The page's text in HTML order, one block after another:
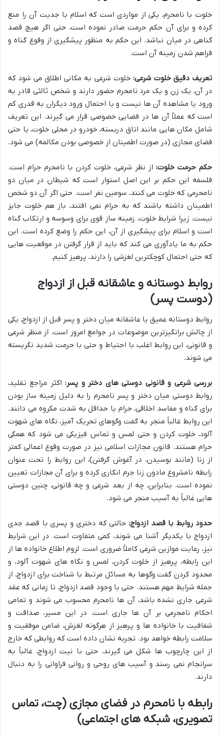
خلوت با نامحرم، یکی از مواردی است که اسلام با جدیت آن را منع
کرده و برای آن حکم حرمت صادر نموده است، حتی اگر هیچ قصد
گناهی در میان نباشد. این حکم به منظور پیشگیری از وقوع گناه و
فراهم شدن زمینه آن است.
تعریف دقیق خلوت شرعی: خلوت شرعی به مکانی اطلاق می شود که
در آن، یک زن و یک مرد نامحرم حضور دارند و شخص ثالثی قادر به
ورود یا مشاهده آن ها نیست و یا احتمال ورود دیگران به قدری کم
است که عملاً آن ها در فضایی خصوصی قرار می گیرند. این تعریف
شامل مکان هایی مانند اتاق دربسته، خودرو در محلی خلوت، یا حتی
فضای مجازی (در صورت اطمینان از خصوصی بودن مکالمه) می شود.
حکم حرمت خلوت:از نظر شرعی، خلوت کردن با نامحرم حرام است.
فلسفه این حکم بر این اصل استوار است که شیطان در میان دو
نامحرمی که خلوت می کنند، سومین نفر است. حتی اگر آن دو شخص
اطمینان داشته باشند که به حرام نمی افتند، باز هم خلوت جایز
نیست. زیرا شرایط خلوت، زمینه ساز قوی برای وسوسه و ارتکاب گناه
است و اسلام برای پیشگیری از آن، این حکم را وضع کرده است. این
حکم به ما یادآوری می کند که باید از قرار گرفتن در موقعیت هایی
که حتی احتمال کوچکترین لغزشی را دارند، پرهیز کنیم.
روابط دوستانه و عاشقانه قبل از ازدواج
(دوست پسر)
روابط دوستانه عمیق یا عاشقانه میان دختر و پسر قبل از ازدواج، یکی
از چالش برانگیزترین موضوعات در جوامع امروز است. از منظر شرعی
و قانونی، این روابط اغلب با احتیاط و حتی با حرمت شدید نگریسته
می شوند.
بررسی شرعی و قانونی دوستی های دختر و پسر:اکثر مراجع تقلید،
روابط دوستی میان دختر و پسر نامحرم را به دلیل زمینه ساز بودن
برای گناه و مفاسد اخلاقی، حرام یا حداقل به شدت مکروه می دانند.
این روابط غالباً منجر به گفت وگوهای تحریک آمیز، نگاه های شهوت
آلود، خلوت کردن و حتی لمس و تماس فیزیکی می شود که همگی
حرام هستند. قانون مجازات اسلامی نیز در صورت وقوع اعمالی کمتر
از زنا (مانند بوسیدن، در آغوش گرفتن)، این روابط را تحت عنوان
رابطه نامشروع مادون زنا جرم انگاری کرده و برای آن مجازات تعیین
نموده است. بنابراین، چه از بعد شرعی و چه قانونی، چنین دوستی
هایی غالباً به آسیب منجر می شود.
حدود روابط با قصد ازدواج:حالتی که دختری و پسری با قصد جدی
ازدواج با یکدیگر آشنا می شوند، کمی متفاوت است. در این شرایط
نیز، رعایت موازین شرعی کاملاً ضروری است. لزوم اطلاع خانواده ها از
این رابطه، پرهیز از خلوت کردن، لمس و نگاه های شهوت آلود، و
محدود کردن گفت وگوها به مسائل مرتبط با شناخت برای ازدواج، از
جمله شرایط مهم هستند. حتی با وجود قصد ازدواج، تا زمانی که عقد
شرعی جاری نشده باشد، آن ها نامحرم محسوب می شوند و تمامی
احکام نامحرمی بر آن ها جاری است. در این مسیر، صداقت و
شفافیت با خانواده ها و پرهیز از هرگونه لغزش، ضامن موفقیت و
سلامت رابطه خواهد بود. تجربه نشان داده است که روابطی که خارج
از این چارچوب ها شکل می گیرند، حتی با نیت ازدواج، غالباً به
سرانجام نمی رسند و آسیب های روحی و روانی فراوانی را به دنبال
دارند.
رابطه با نامحرم در فضای مجازی (چت، تماس
تصویری، شبکه های اجتماعی)